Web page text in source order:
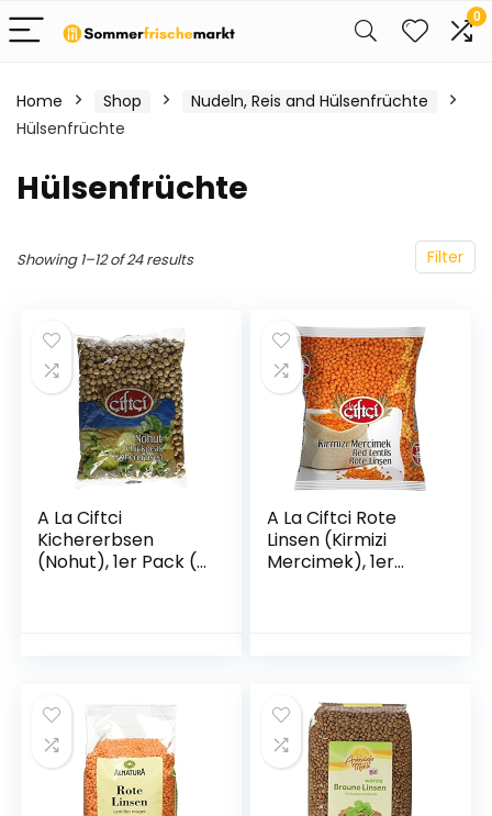
0
Home Shop
Nudeln, Reis and Hülsenfrüchte
Hülsenfrüchte
Hülsenfrüchte
Filter
Showing 1–12 of 24 results
A La Ciftci
Kichererbsen
(Nohut), 1er Pack (1
A La Ciftci Rote
Linsen (Kirmizi
Mercimek), 1er